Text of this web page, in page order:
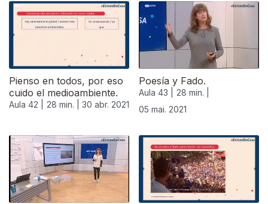
Pienso en todos, por eso
cuido el medioambiente.
Aula 42 | 28 min. | 30 abr. 2021
Poesía y Fado.
Aula 43 |
28 min. |
05 mai. 2021